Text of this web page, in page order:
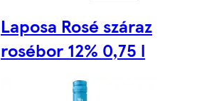
Laposa Rosé száraz
rosébor 12% 0,75 l